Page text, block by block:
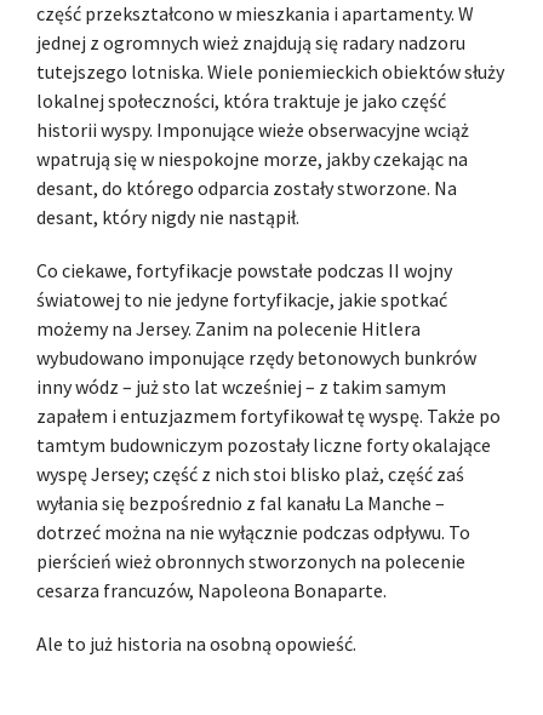
część przekształcono w mieszkania i apartamenty. W
jednej z ogromnych wież znajdują się radary nadzoru
tutejszego lotniska. Wiele poniemieckich obiektów służy
lokalnej społeczności, która traktuje je jako część
historii wyspy. Imponujące wieże obserwacyjne wciąż
wpatrują się w niespokojne morze, jakby czekając na
desant, do którego odparcia zostały stworzone. Na
desant, który nigdy nie nastąpił.
Co ciekawe, fortyfikacje powstałe podczas II wojny
światowej to nie jedyne fortyfikacje, jakie spotkać
możemy na Jersey. Zanim na polecenie Hitlera
wybudowano imponujące rzędy betonowych bunkrów
inny wódz – już sto lat wcześniej – z takim samym
zapałem i entuzjazmem fortyfikował tę wyspę. Także po
tamtym budowniczym pozostały liczne forty okalające
wyspę Jersey; część z nich stoi blisko plaż, część zaś
wyłania się bezpośrednio z fal kanału La Manche –
dotrzeć można na nie wyłącznie podczas odpływu. To
pierścień wież obronnych stworzonych na polecenie
cesarza francuzów, Napoleona Bonaparte.
Ale to już historia na osobną opowieść.